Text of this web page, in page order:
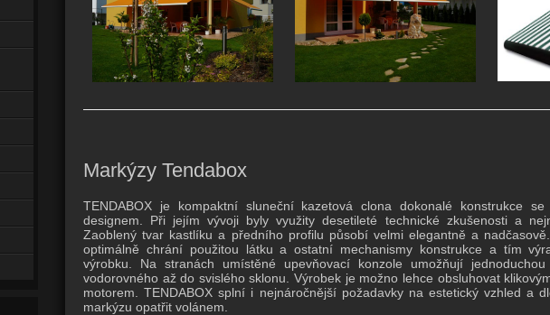
Markýzy Tendabox
TENDABOX je kompaktní sluneční kazetová clona dokonalé konstrukce
designem. Při jejím vývoji byly využity desetileté technické zkušenosti a
Zaoblený tvar kastlíku a předního profilu působí velmi elegantně a
optimálně chrání použitou látku a ostatní mechanismy konstrukce a tím
výrobku. Na stranách umístěné upevňovací konzole umožňují
vodorovného až do svislého sklonu. Výrobek je možno lehce obsluhovat
motorem. TENDABOX splní i nejnáročnější požadavky na estetický vzhled a
markýzu opatřit volánem.